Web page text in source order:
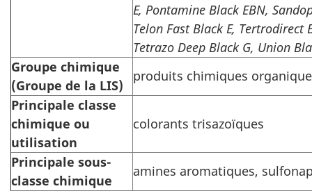
E, Pontamine Black EBN,
Telon Fast Black E, Tertrodirect
Tetrazo Deep Black G, Union
Groupe chimique
(Groupe de la LIS)
produits chimiques
Principale classe
chimique ou
utilisation
colorants trisazoïques
Principale sous-
classe chimique
amines aromatiques,